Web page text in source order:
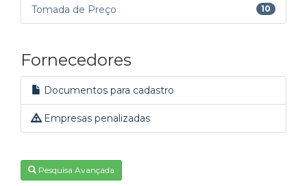
Tomada de Preço 10
Fornecedores
Documentos para cadastro
Empresas penalizadas
Pesquisa Avançada